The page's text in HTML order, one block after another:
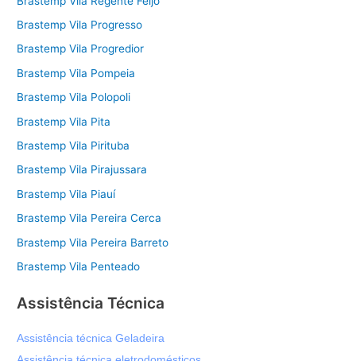
Brastemp Vila Progresso
Brastemp Vila Progredior
Brastemp Vila Pompeia
Brastemp Vila Polopoli
Brastemp Vila Pita
Brastemp Vila Pirituba
Brastemp Vila Pirajussara
Brastemp Vila Piauí
Brastemp Vila Pereira Cerca
Brastemp Vila Pereira Barreto
Brastemp Vila Penteado
Assistência Técnica
Assistência técnica Geladeira